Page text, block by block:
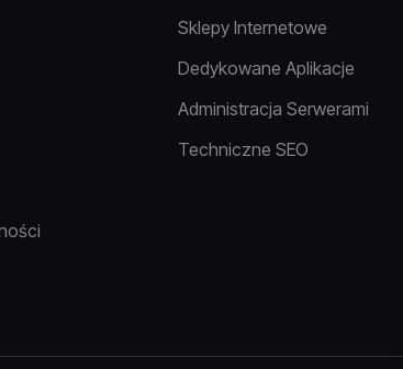
Sklepy Internetowe
Dedykowane Aplikacje
Administracja Serwerami
Techniczne SEO